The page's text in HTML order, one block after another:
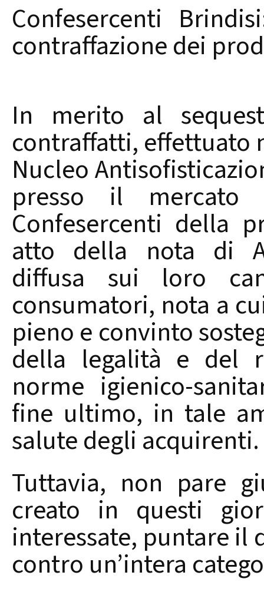
Confesercenti
contraffazione dei
In merito al
contraffatti, effettuato
Nucleo
presso il mercato
Confesercenti della
atto della nota di
diffusa sui loro
consumatori, nota a
pieno e convinto
della legalità e del
norme igienico-
fine ultimo, in tale
salute degli acquirenti.
Tuttavia, non pare
creato in questi
interessate, puntare il
contro un’intera